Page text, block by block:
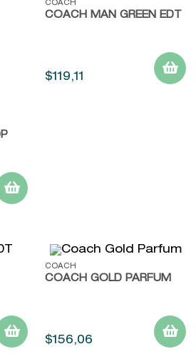
COACH
COACH MAN GREEN EDT
$119,11
COACH
COACH GOLD PARFUM
$156,06